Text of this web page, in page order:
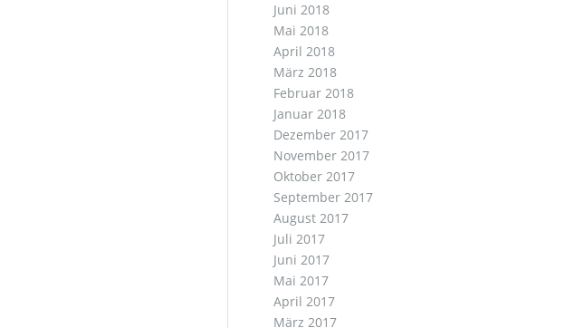
Juni 2018
Mai 2018
April 2018
März 2018
Februar 2018
Januar 2018
Dezember 2017
November 2017
Oktober 2017
September 2017
August 2017
Juli 2017
Juni 2017
Mai 2017
April 2017
März 2017